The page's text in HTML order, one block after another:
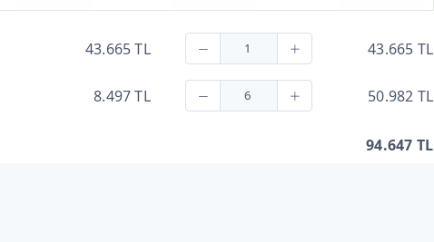
43.665 TL 43.665 TL
8.497 TL 50.982 TL
94.647 TL